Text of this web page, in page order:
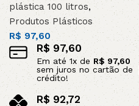
plástica 100 litros,
Produtos Plásticos
R$97,60
R$ 97,60
Em até 1x de R$ 97,60
sem juros no cartão de
crédito!
R$92,72